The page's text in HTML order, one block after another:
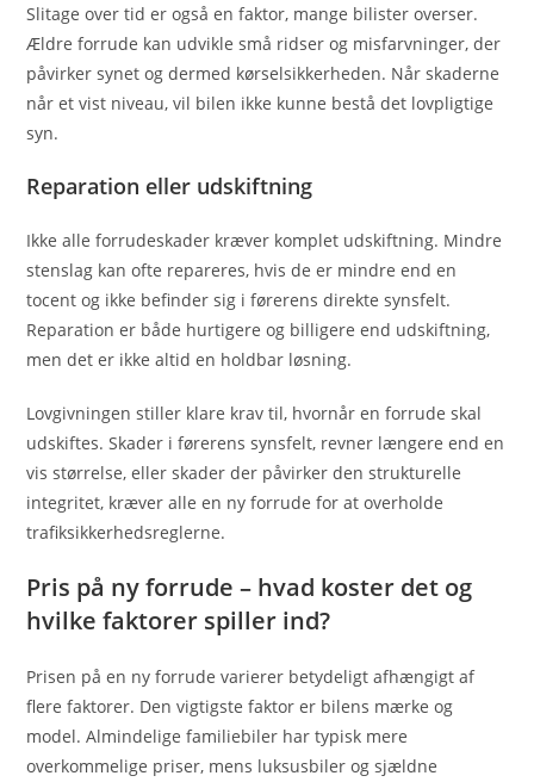
Slitage over tid er også en faktor, mange bilister overser.
Ældre forrude kan udvikle små ridser og misfarvninger, der
påvirker synet og dermed kørselsikkerheden. Når skaderne
når et vist niveau, vil bilen ikke kunne bestå det lovpligtige
syn.
Reparation eller udskiftning
Ikke alle forrudeskader kræver komplet udskiftning. Mindre
stenslag kan ofte repareres, hvis de er mindre end en
tocent og ikke befinder sig i førerens direkte synsfelt.
Reparation er både hurtigere og billigere end udskiftning,
men det er ikke altid en holdbar løsning.
Lovgivningen stiller klare krav til, hvornår en forrude skal
udskiftes. Skader i førerens synsfelt, revner længere end en
vis størrelse, eller skader der påvirker den strukturelle
integritet, kræver alle en ny forrude for at overholde
trafiksikkerhedsreglerne.
Pris på ny forrude – hvad koster det og
hvilke faktorer spiller ind?
Prisen på en ny forrude varierer betydeligt afhængigt af
flere faktorer. Den vigtigste faktor er bilens mærke og
model. Almindelige familiebiler har typisk mere
overkommelige priser, mens luksusbiler og sjældne